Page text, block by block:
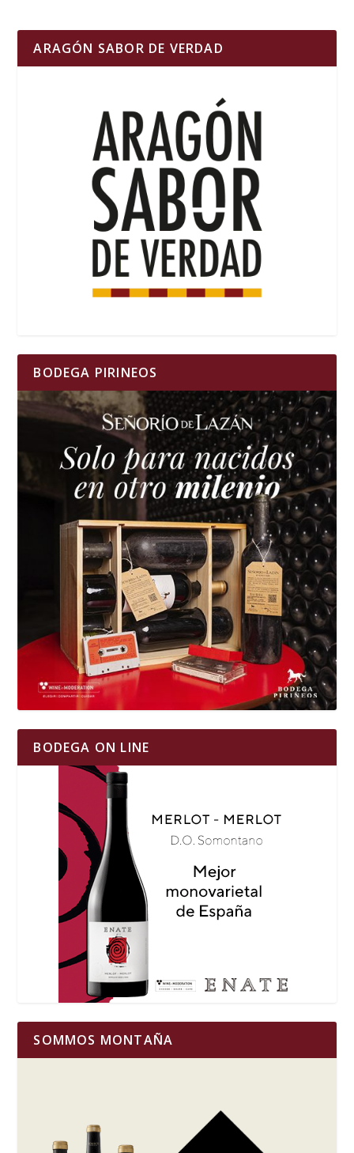
ARAGÓN SABOR DE VERDAD
BODEGA PIRINEOS
BODEGA ON LINE
SOMMOS MONTAÑA